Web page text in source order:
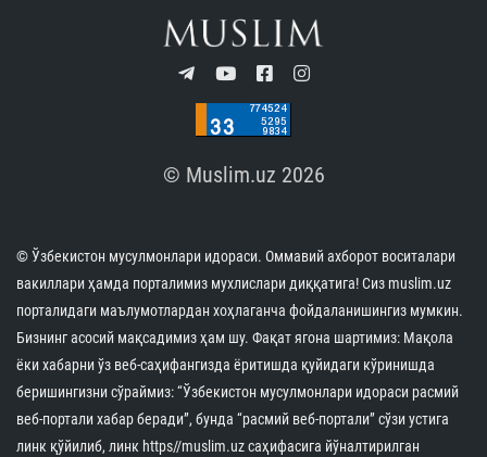
© Muslim.uz 2026
© Ўзбекистон мусулмонлари идораси. Оммавий ахборот воситалари
вакиллари ҳамда порталимиз мухлислари диққатига! Сиз muslim.uz
порталидаги маълумотлардан хоҳлаганча фойдаланишингиз мумкин.
Бизнинг асосий мақсадимиз ҳам шу. Фақат ягона шартимиз: Мақола
ёки хабарни ўз веб-саҳифангизда ёритишда қуйидаги кўринишда
беришингизни сўраймиз: “Ўзбекистон мусулмонлари идораси расмий
веб-портали хабар беради”, бунда “расмий веб-портали” сўзи устига
линк қўйилиб, линк https//muslim.uz саҳифасига йўналтирилган